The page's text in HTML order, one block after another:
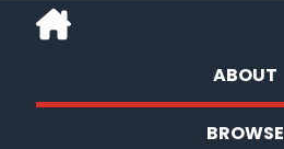
ABOUT
BROWSE